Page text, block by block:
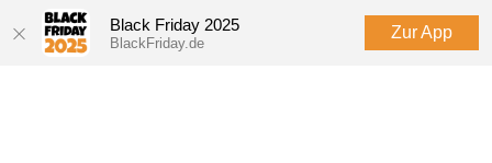
Black Friday 2025
BlackFriday.de
Zur App